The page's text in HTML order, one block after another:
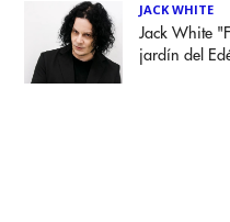
JACK WHITE
Jack White
jardín del